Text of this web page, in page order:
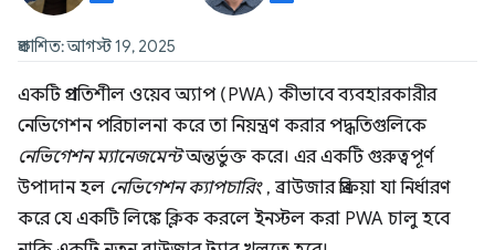
প্রকাশিত: আগস্ট 19, 2025
একটি প্রগতিশীল ওয়েব অ্যাপ (PWA) কীভাবে ব্যবহারকারীর
নেভিগেশন পরিচালনা করে তা নিয়ন্ত্রণ করার পদ্ধতিগুলিকে
নেভিগেশন ম্যানেজমেন্টঅন্তর্ভুক্ত করে। এর একটি গুরুত্বপূর্ণ
উপাদান হল নেভিগেশন ক্যাপচারিং, ব্রাউজার প্রক্রিয়া যা নির্ধারণ
করে যে একটি লিঙ্কে ক্লিক করলে ইনস্টল করা PWA চালু হবে